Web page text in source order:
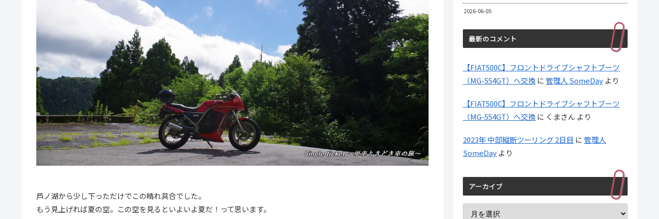
芦ノ湖から少し下っただけでこの晴れ具合でした。
もう見上げれば夏の空。この空を見るといよいよ夏だ！って思います。
2026-06-05
最新のコメント
【FIAT500C】フロントドライブシャフトブーツ
（MG-554GT）へ交換 に管理人 SomeDay より
【FIAT500C】フロントドライブシャフトブーツ
（MG-554GT）へ交換 に くまさん より
2023年 中部縦断ツーリング 2日目 に管理人
SomeDay より
アーカイブ